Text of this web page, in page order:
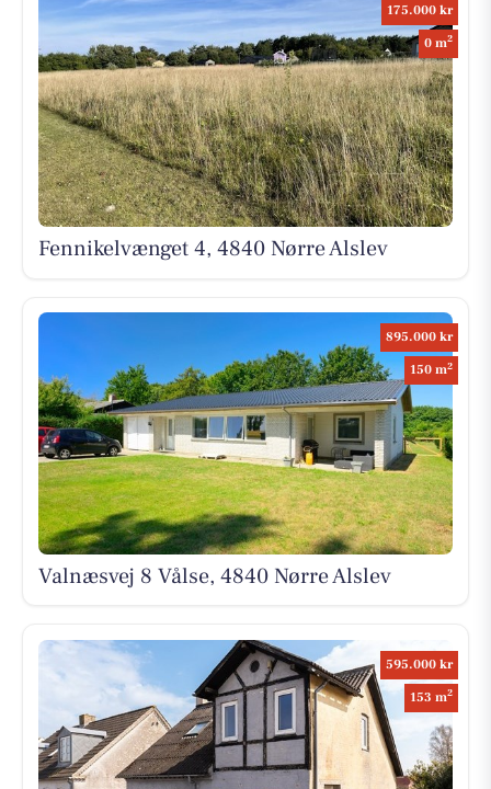
175.000 kr
0 m2
Fennikelvænget 4, 4840 Nørre Alslev
895.000 kr
150 m2
Valnæsvej 8 Vålse, 4840 Nørre Alslev
595.000 kr
153 m2